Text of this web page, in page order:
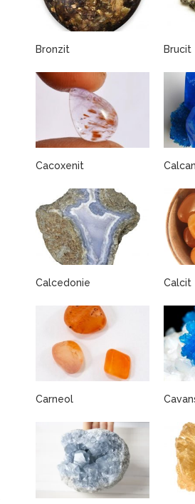
Bronzit Brucit
Cacoxenit
Calcedonie Calcit
Carneol